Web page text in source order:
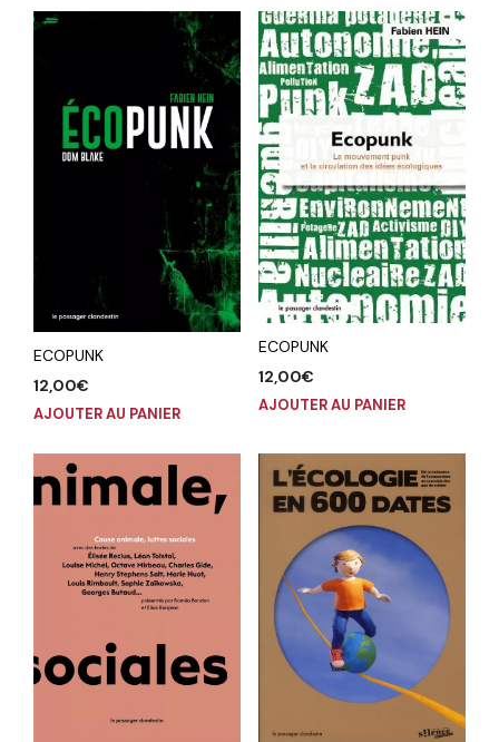
ECOPUNK
12,00€
AJOUTER AU PANIER
ECOPUNK
12,00€
AJOUTER AU PANIER